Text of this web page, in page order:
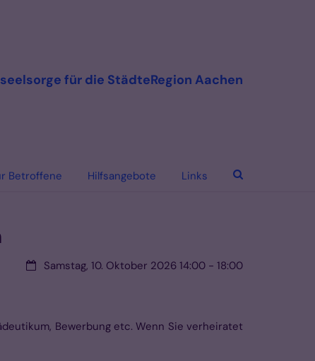
für die StädteRegion Aachen
Betroffene Hilfsangebote Links
Datum:Samstag, 10. Oktober 2026 14:00 - 18:00
Bewerbung etc. Wenn Sie verheiratet